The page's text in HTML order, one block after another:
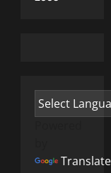
Translate